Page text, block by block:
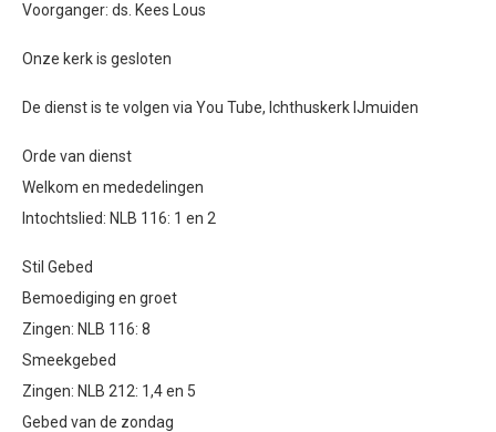
Voorganger: ds. Kees Lous
Onze kerk is gesloten
De dienst is te volgen via You Tube, Ichthuskerk IJmuiden
Orde van dienst
Welkom en mededelingen
Intochtslied: NLB 116: 1 en 2
Stil Gebed
Bemoediging en groet
Zingen: NLB 116: 8
Smeekgebed
Zingen: NLB 212: 1,4 en 5
Gebed van de zondag